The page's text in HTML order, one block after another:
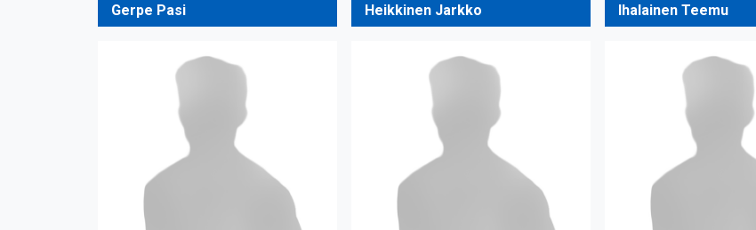
Gerpe Pasi Heikkinen Jarkko Ihalainen Teemu